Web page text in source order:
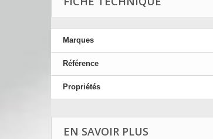
Marques
Référence
Propriétés
EN SAVOIR PLUS